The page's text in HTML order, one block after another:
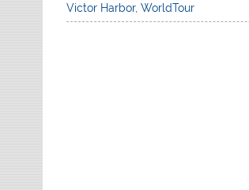
Victor Harbor,WorldTour